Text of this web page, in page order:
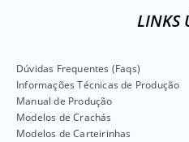
LINKS
Dúvidas Frequentes (Faqs)
Informações Técnicas de Produção
Manual de Produção
Modelos de Crachás
Modelos de Carteirinhas